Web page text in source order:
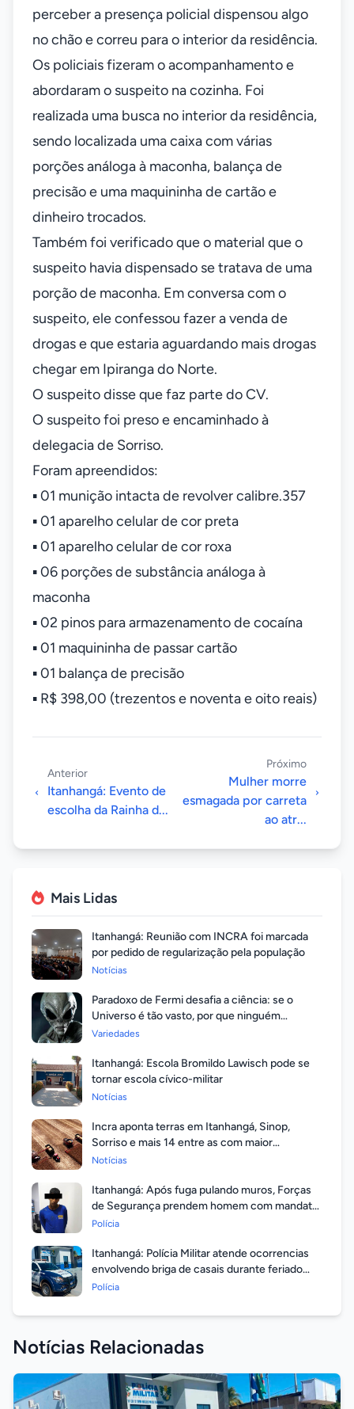
perceber a presença policial dispensou algo
no chão e correu para o interior da residência.
Os policiais fizeram o acompanhamento e
abordaram o suspeito na cozinha. Foi
realizada uma busca no interior da residência,
sendo localizada uma caixa com várias
porções análoga à maconha, balança de
precisão e uma maquininha de cartão e
dinheiro trocados.
Também foi verificado que o material que o
suspeito havia dispensado se tratava de uma
porção de maconha. Em conversa com o
suspeito, ele confessou fazer a venda de
drogas e que estaria aguardando mais drogas
chegar em Ipiranga do Norte.
O suspeito disse que faz parte do CV.
O suspeito foi preso e encaminhado à
delegacia de Sorriso.
Foram apreendidos:
▪️ 01 munição intacta de revolver calibre.357
▪️ 01 aparelho celular de cor preta
▪️ 01 aparelho celular de cor roxa
▪️ 06 porções de substância análoga à
maconha
▪️ 02 pinos para armazenamento de cocaína
▪️ 01 maquininha de passar cartão
▪️ 01 balança de precisão
▪️ R$ 398,00 (trezentos e noventa e oito reais)
Anterior
Itanhangá: Evento de
escolha da Rainha d...
Próximo
Mulher morre
esmagada por carreta
ao atr...
Mais Lidas
Itanhangá: Reunião com INCRA foi marcada
por pedido de regularização pela população
Notícias
Paradoxo de Fermi desafia a ciência: se o
Universo é tão vasto, por que ninguém
respondeu?
Variedades
Itanhangá: Escola Bromildo Lawisch pode se
tornar escola cívico-militar
Notícias
Incra aponta terras em Itanhangá, Sinop,
Sorriso e mais 14 entre as com maior
valorização
Notícias
Itanhangá: Após fuga pulando muros, Forças
de Segurança prendem homem com mandato
em aberto por homicídio
Polícia
Itanhangá: Polícia Militar atende ocorrencias
envolvendo briga de casais durante feriado
prolongado
Polícia
Notícias Relacionadas